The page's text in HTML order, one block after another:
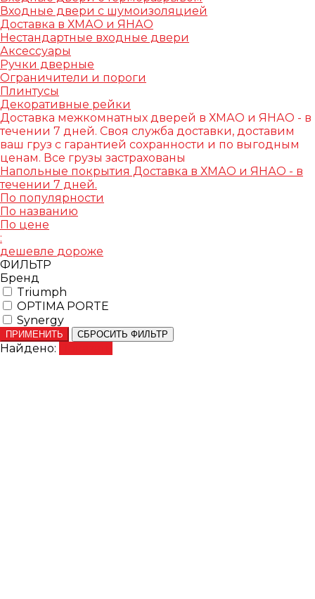
Входные двери с шумоизоляцией
Доставка в ХМАО и ЯНАО
Нестандартные входные двери
Аксессуары
Ручки дверные
Ограничители и пороги
Плинтусы
Декоративные рейки
Доставка межкомнатных дверей в ХМАО и ЯНАО - в
течении 7 дней. Своя служба доставки, доставим
ваш груз с гарантией сохранности и по выгодным
ценам. Все грузы застрахованы
Напольные покрытия Доставка в ХМАО и ЯНАО - в
течении 7 дней.
По популярности
По названию
По цене
:
дешевле дороже
ФИЛЬТР
Бренд
Triumph
OPTIMA PORTE
Synergy
ПРИМЕНИТЬ СБРОСИТЬ ФИЛЬТР
Найдено: